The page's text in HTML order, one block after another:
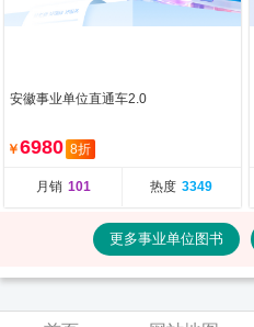
安徽事业单位直通车2.0
￥6980 8折
月销 101 热度 3349
更多事业单位图书